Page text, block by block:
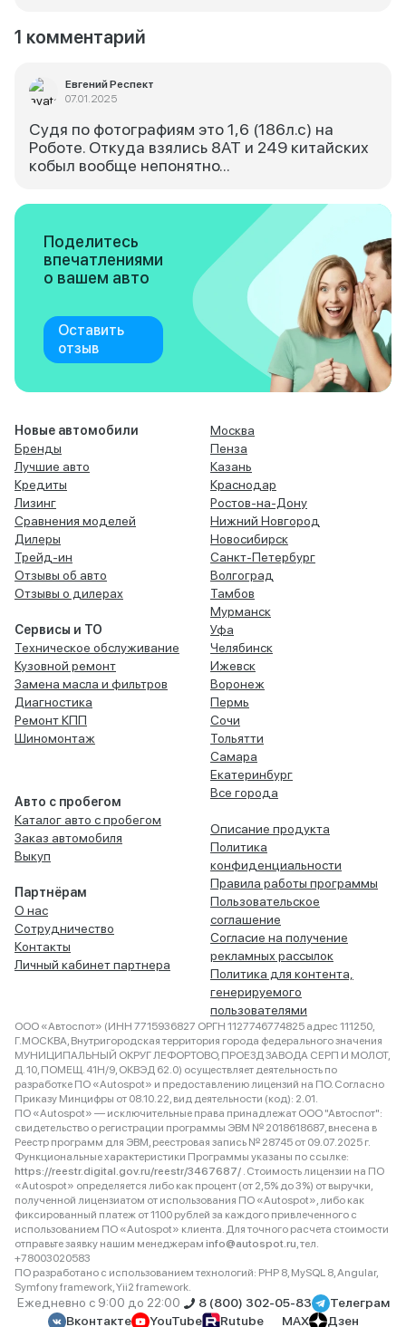
1 комментарий
Евгений Респект
07.01.2025
Судя по фотографиям это 1,6 (186л.с) на
Роботе. Откуда взялись 8АТ и 249 китайских
кобыл вообще непонятно...
Поделитесь
впечатлениями
о вашем авто
Оставить
отзыв
Новые автомобили
Бренды
Лучшие авто
Кредиты
Лизинг
Сравнения моделей
Дилеры
Трейд-ин
Отзывы об авто
Отзывы о дилерах
Сервисы и ТО
Техническое обслуживание
Кузовной ремонт
Замена масла и фильтров
Диагностика
Ремонт КПП
Шиномонтаж
Авто с пробегом
Каталог авто с пробегом
Заказ автомобиля
Выкуп
Партнёрам
О нас
Сотрудничество
Контакты
Личный кабинет партнера
Москва
Пенза
Казань
Краснодар
Ростов-на-Дону
Нижний Новгород
Новосибирск
Санкт-Петербург
Волгоград
Тамбов
Мурманск
Уфа
Челябинск
Ижевск
Воронеж
Пермь
Сочи
Тольятти
Самара
Екатеринбург
Все города
Описание продукта
Политика
конфиденциальности
Правила работы программы
Пользовательское
соглашение
Согласие на получение
рекламных рассылок
Политика для контента,
генерируемого
пользователями
ООО «Автоспот» (ИНН 7715936827 ОРГН 1127746774825 адрес 111250,
Г.МОСКВА, Внутригородская территория города федерального значения
МУНИЦИПАЛЬНЫЙ ОКРУГ ЛЕФОРТОВО, ПРОЕЗД ЗАВОДА СЕРП И МОЛОТ,
Д. 10, ПОМЕЩ. 41Н/9, ОКВЭД 62.0) осуществляет деятельность по
разработке ПО «Autospot» и предоставлению лицензий на ПО. Согласно
Приказу Минцифры от 08.10.22, вид деятельности (код): 2.01.
ПО «Autospot» — исключительные права принадлежат ООО "Автоспот":
свидетельство о регистрации программы ЭВМ № 2018618687, внесена в
Реестр программ для ЭВМ, реестровая запись № 28745 от 09.07.2025 г.
Функциональные характеристики Программы указаны по ссылке:
https://reestr.digital.gov.ru/reestr/3467687/ . Стоимость лицензии на ПО
«Autospot» определяется либо как процент (от 2,5% до 3%) от выручки,
полученной лицензиатом от использования ПО «Autospot», либо как
фиксированный платеж от 1100 рублей за каждого привлеченного с
использованием ПО «Autospot» клиента. Для точного расчета стоимости
отправьте заявку нашим менеджерам info@autospot.ru, тел.
+78003020583
ПО разработано с использованием технологий: PHP 8, MySQL 8, Angular,
Symfony framework, Yii2 framework.
Ежедневно с 9:00 до 22:00 8 (800) 302-05-83
Телеграм
Вконтакте
YouTube Rutube MAX Дзен